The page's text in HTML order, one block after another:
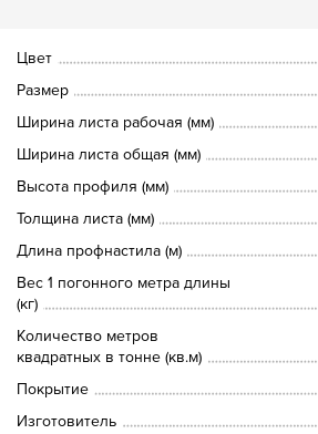
Цвет
Размер
Ширина листа рабочая (мм)
Ширина листа общая (мм)
Высота профиля (мм)
Толщина листа (мм)
Длина профнастила (м)
Вес 1 погонного метра длины
(кг)
Количество метров
квадратных в тонне (кв.м)
Покрытие
Изготовитель